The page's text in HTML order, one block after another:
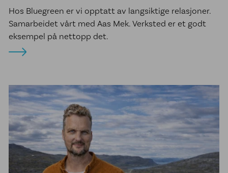
Hos Bluegreen er vi opptatt av langsiktige relasjoner.
Samarbeidet vårt med Aas Mek. Verksted er et godt
eksempel på nettopp det.